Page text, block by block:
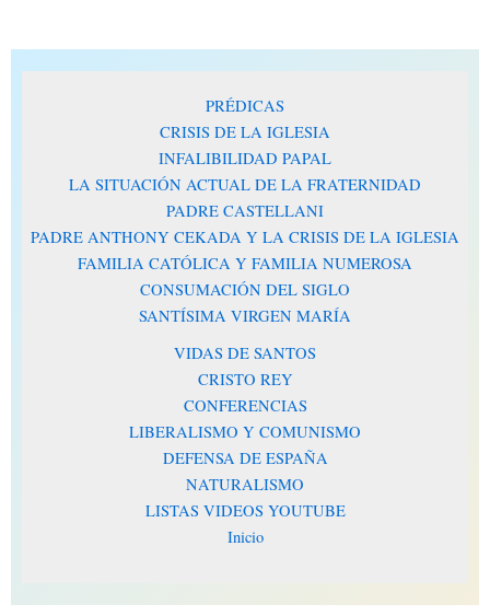
PRÉDICAS
CRISIS DE LA IGLESIA
INFALIBILIDAD PAPAL
LA SITUACIÓN ACTUAL DE LA FRATERNIDAD
PADRE CASTELLANI
PADRE ANTHONY CEKADA Y LA CRISIS DE LA IGLESIA
FAMILIA CATÓLICA Y FAMILIA NUMEROSA
CONSUMACIÓN DEL SIGLO
SANTÍSIMA VIRGEN MARÍA
VIDAS DE SANTOS
CRISTO REY
CONFERENCIAS
LIBERALISMO Y COMUNISMO
DEFENSA DE ESPAÑA
NATURALISMO
LISTAS VIDEOS YOUTUBE
Inicio